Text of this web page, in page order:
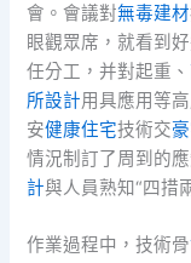
會。會議對無毒建材
眼觀眾席，就看到
任分工，并對起重、
所設計用具應用等
安健康住宅技術交
情況制訂了周到的
計與人員熟知“四措
作業過程中，技術骨